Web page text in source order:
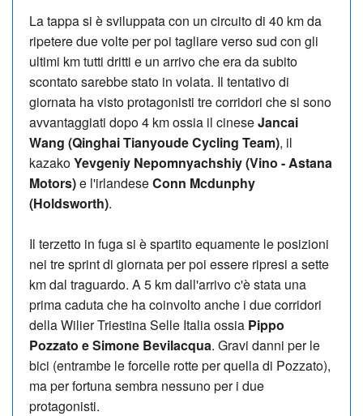
La tappa si è sviluppata con un circuito di 40 km da
ripetere due volte per poi tagliare verso sud con gli
ultimi km tutti dritti e un arrivo che era da subito
scontato sarebbe stato in volata. Il tentativo di
giornata ha visto protagonisti tre corridori che si sono
avvantaggiati dopo 4 km ossia il cineseJancai
Wang (Qinghai Tianyoude Cycling Team), il
kazakoYevgeniy Nepomnyachshiy (Vino - Astana
Motors)e l'irlandeseConn Mcdunphy
(Holdsworth).
Il terzetto in fuga si è spartito equamente le posizioni
nei tre sprint di giornata per poi essere ripresi a sette
km dal traguardo. A 5 km dall'arrivo c'è stata una
prima caduta che ha coinvolto anche i due corridori
della Wilier Triestina Selle Italia ossia Pippo
Pozzato e Simone Bevilacqua. Gravi danni per le
bici (entrambe le forcelle rotte per quella di Pozzato),
ma per fortuna sembra nessuno per i due
protagonisti.